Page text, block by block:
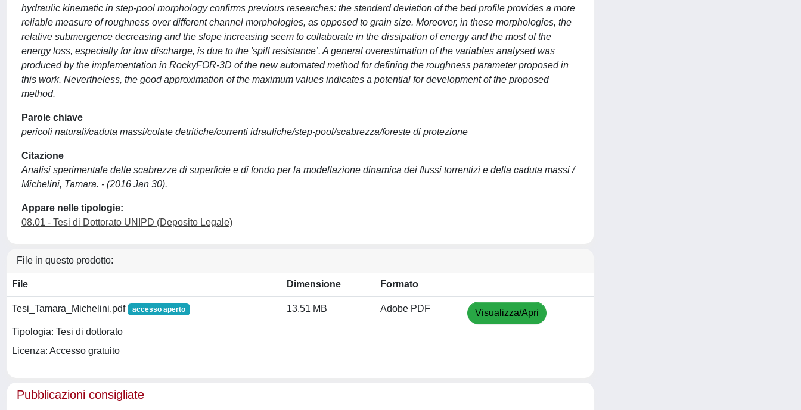
hydraulic kinematic in step-pool morphology confirms previous researches: the standard deviation of the bed profile provides a more
reliable measure of roughness over different channel morphologies, as opposed to grain size. Moreover, in these morphologies, the
relative submergence decreasing and the slope increasing seem to collaborate in the dissipation of energy and the most of the
energy loss, especially for low discharge, is due to the 'spill resistance’. A general overestimation of the variables analysed was
produced by the implementation in RockyFOR-3D of the new automated method for defining the roughness parameter proposed in
this work. Nevertheless, the good approximation of the maximum values indicates a potential for development of the proposed
method.
Parole chiave
pericoli naturali/caduta massi/colate detritiche/correnti idrauliche/step-pool/scabrezza/foreste di protezione
Citazione
Analisi sperimentale delle scabrezze di superficie e di fondo per la modellazione dinamica dei flussi torrentizi e della caduta massi /
Michelini, Tamara. - (2016 Jan 30).
Appare nelle tipologie:
08.01 - Tesi di Dottorato UNIPD (Deposito Legale)
File in questo prodotto:
File Dimensione Formato
Tesi_Tamara_Michelini.pdf accesso aperto
Tipologia: Tesi di dottorato
Licenza: Accesso gratuito
13.51 MB Adobe PDF Visualizza/Apri
Pubblicazioni consigliate